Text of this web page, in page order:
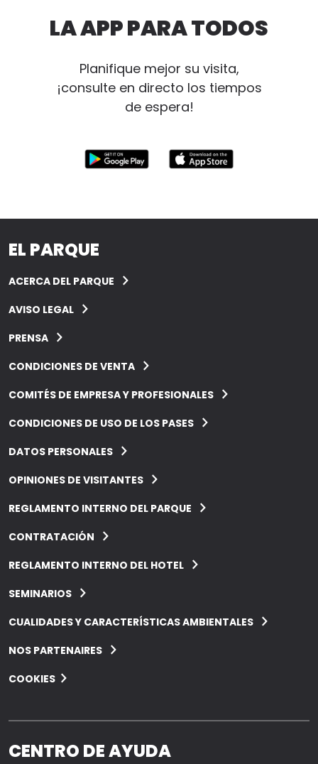
LA APP PARA TODOS
Planifique mejor su visita,
¡consulte en directo los tiempos
de espera!
EL PARQUE
ACERCA DEL PARQUE
AVISO LEGAL
PRENSA
CONDICIONES DE VENTA
COMITÉS DE EMPRESA Y PROFESIONALES
CONDICIONES DE USO DE LOS PASES
DATOS PERSONALES
OPINIONES DE VISITANTES
REGLAMENTO INTERNO DEL PARQUE
CONTRATACIÓN
REGLAMENTO INTERNO DEL HOTEL
SEMINARIOS
CUALIDADES Y CARACTERÍSTICAS AMBIENTALES
NOS PARTENAIRES
COOKIES
CENTRO DE AYUDA